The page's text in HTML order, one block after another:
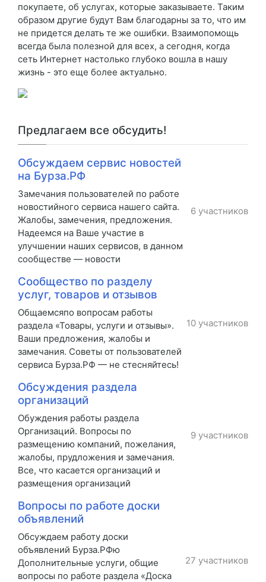
покупаете, об услугах, которые заказываете. Таким
образом другие будут Вам благодарны за то, что им
не придется делать те же ошибки. Взаимопомощь
всегда была полезной для всех, а сегодня, когда
сеть Интернет настолько глубоко вошла в нашу
жизнь - это еще более актуально.
Предлагаем все обсудить!
Обсуждаем сервис новостей
на Бурза.РФ
Замечания пользователей по работе
новостийного сервиса нашего сайта.
Жалобы, замечения, предложения.
Надеемся на Ваше участие в
улучшении наших сервисов, в данном
сообществе — новости
6 участников
Сообщество по разделу
услуг, товаров и отзывов
Общаемсяпо вопросам работы
раздела «Товары, услуги и отзывы».
Ваши предложения, жалобы и
замечания. Советы от пользователей
сервиса Бурза.РФ — не стесняйтесь!
10 участников
Обсуждения раздела
организаций
Обуждения работы раздела
Организаций. Вопросы по
размещению компаний, пожелания,
жалобы, прудложения и замечания.
Все, что касается организаций и
размещения организаций
9 участников
Вопросы по работе доски
объявлений
Обсуждаем работу доски
объявлений Бурза.РФю
Дополнительные услуги, общие
вопросы по работе раздела «Доска
27 участников